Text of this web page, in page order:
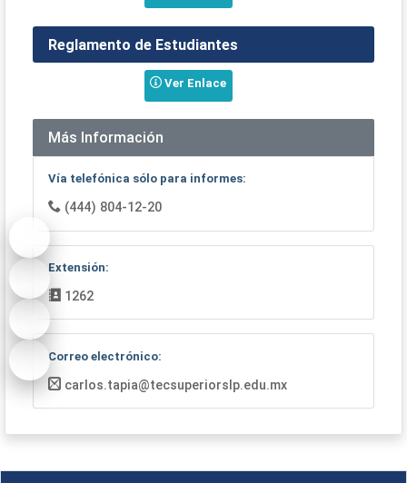
Reglamento de Estudiantes
Ver Enlace
Más Información
Vía telefónica sólo para informes:
(444) 804-12-20
Extensión:
1262
Correo electrónico:
carlos.tapia@tecsuperiorslp.edu.mx